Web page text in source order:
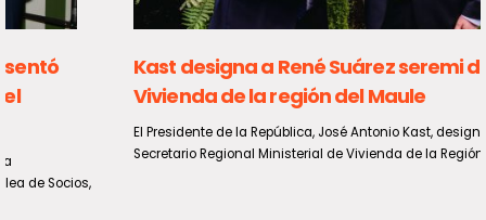
Kast designa a René Suárez seremi de
Vivienda de la región del Maule
El Presidente de la República, José Antonio Kast, designó como
Secretario Regional Ministerial de Vivienda de la Región del...